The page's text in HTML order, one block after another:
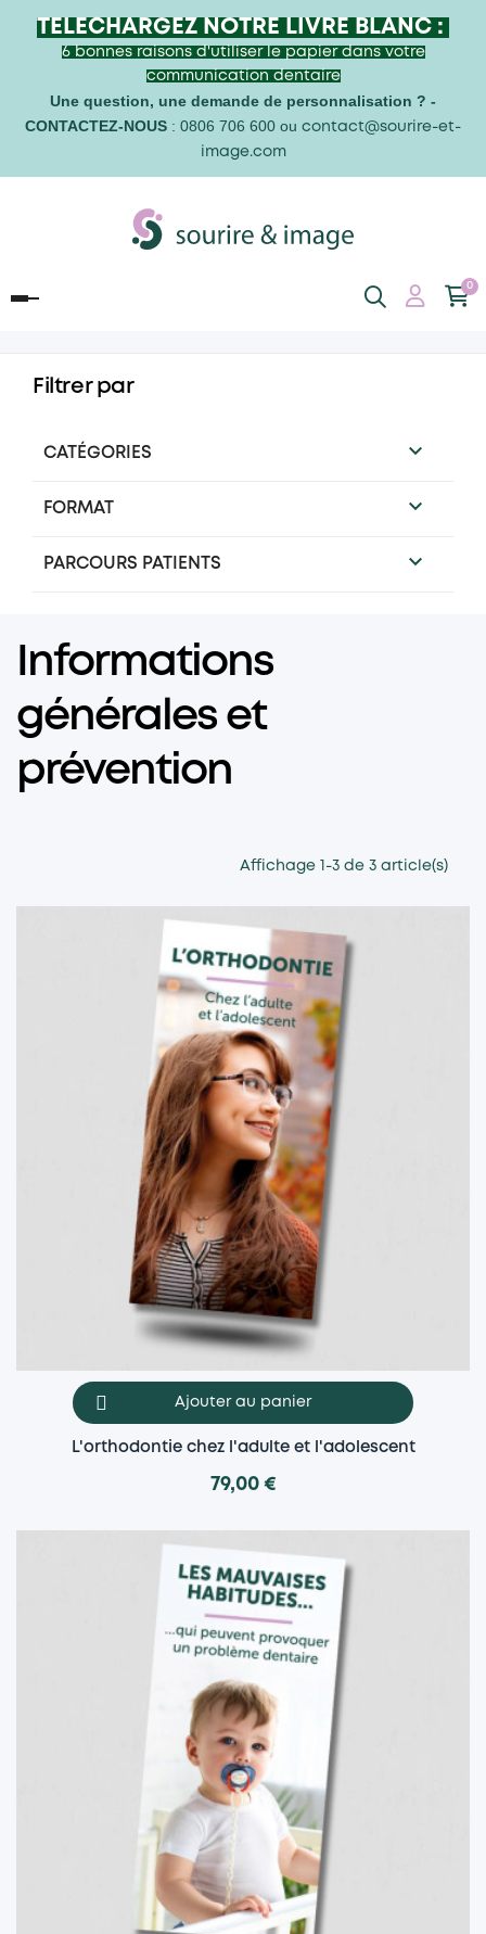
TELECHARGEZ NOTRE LIVRE BLANC :
6 bonnes raisons d'utiliser le papier dans votre
communication dentaire
Une question, une demande de personnalisation ? -
CONTACTEZ-NOUS : 0806 706 600 ou contact@sourire-et-
image.com
Basculer
0
Filtrer par
CATÉGORIES 
FORMAT 
PARCOURS PATIENTS 
Informations
générales et
prévention
Affichage 1-3 de 3 article(s)
Ajouter au panier
L'orthodontie chez l'adulte et l'adolescent
79,00 €